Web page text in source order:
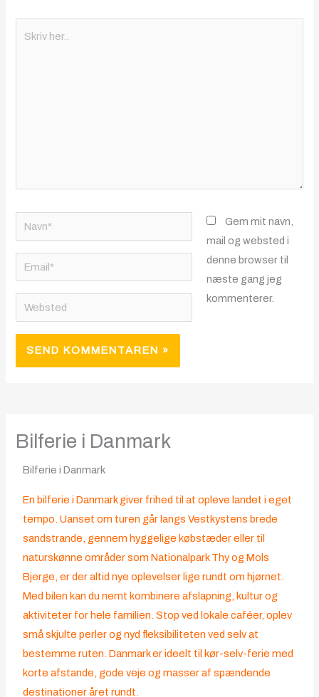
Navn*
Email*
Websted
Gem mit navn,
mail og websted i
denne browser til
næste gang jeg
kommenterer.
Bilferie i Danmark
Bilferie i Danmark
En bilferie i Danmark giver frihed til at opleve landet i eget
tempo. Uanset om turen går langs Vestkystens brede
sandstrande, gennem hyggelige købstæder eller til
naturskønne områder som Nationalpark Thy og Mols
Bjerge, er der altid nye oplevelser lige rundt om hjørnet.
Med bilen kan du nemt kombinere afslapning, kultur og
aktiviteter for hele familien. Stop ved lokale caféer, oplev
små skjulte perler og nyd fleksibiliteten ved selv at
bestemme ruten. Danmark er ideelt til kør-selv-ferie med
korte afstande, gode veje og masser af spændende
destinationer året rundt.